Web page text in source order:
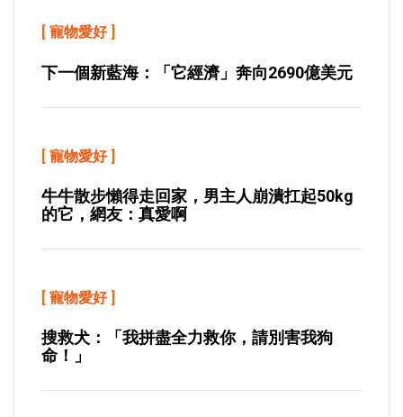
[ 寵物愛好]
下一個新藍海：「它經濟」奔向2690億美元
[ 寵物愛好]
牛牛散步懶得走回家，男主人崩潰扛起50kg
的它，網友：真愛啊
[ 寵物愛好]
搜救犬：「我拼盡全力救你，請別害我狗
命！」